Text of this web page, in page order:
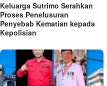
Keluarga Sutrimo Serahkan
Proses Penelusuran
Penyebab Kematian kepada
Kepolisian